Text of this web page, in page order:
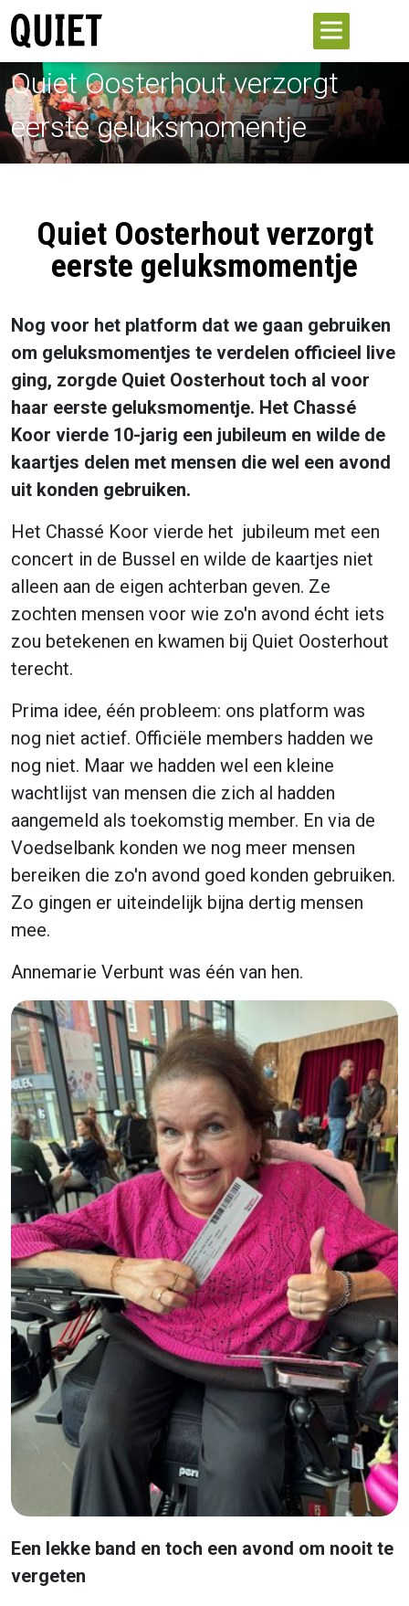
Quiet Oosterhout verzorgt
eerste geluksmomentje
Quiet Oosterhout verzorgt
eerste geluksmomentje
Nog voor het platform dat we gaan gebruiken
om geluksmomentjes te verdelen officieel live
ging, zorgde Quiet Oosterhout toch al voor
haar eerste geluksmomentje. Het Chassé
Koor vierde 10-jarig een jubileum en wilde de
kaartjes delen met mensen die wel een avond
uit konden gebruiken.
Het Chassé Koor vierde het jubileum met een
concert in de Bussel en wilde de kaartjes niet
alleen aan de eigen achterban geven. Ze
zochten mensen voor wie zo'n avond écht iets
zou betekenen en kwamen bij Quiet Oosterhout
terecht.
Prima idee, één probleem: ons platform was
nog niet actief. Officiële members hadden we
nog niet. Maar we hadden wel een kleine
wachtlijst van mensen die zich al hadden
aangemeld als toekomstig member. En via de
Voedselbank konden we nog meer mensen
bereiken die zo'n avond goed konden gebruiken.
Zo gingen er uiteindelijk bijna dertig mensen
mee.
Annemarie Verbunt was één van hen.
Een lekke band en toch een avond om nooit te
vergeten